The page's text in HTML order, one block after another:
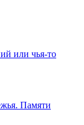
или чья-то
Памяти